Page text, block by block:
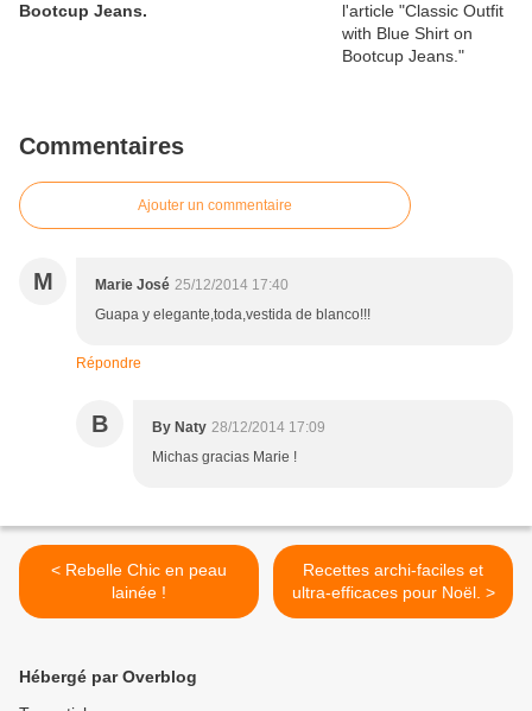
Bootcup Jeans.
Commentaires
Ajouter un commentaire
M Marie José 25/12/2014 17:40
Guapa y elegante,toda,vestida de blanco!!!
Répondre
B By Naty 28/12/2014 17:09
Michas gracias Marie !
< Rebelle Chic en peau
lainée !
Recettes archi-faciles et
ultra-efficaces pour Noël. >
Hébergé par Overblog